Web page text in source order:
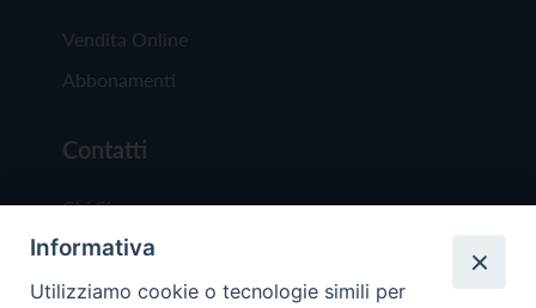
Vendita Online
Abbonamenti
Contatti
Chi Siamo
Redazione
Scrivici
Informativa
Utilizziamo cookie o tecnologie simili per